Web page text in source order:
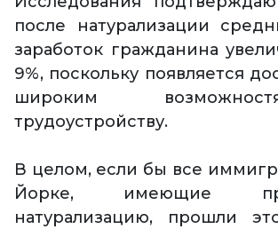
после натурализации
заработок гражданина
9%, поскольку появляется
широким
трудоустройству.
В целом, если бы все
Йорке, имеющие
натурализацию, прошли